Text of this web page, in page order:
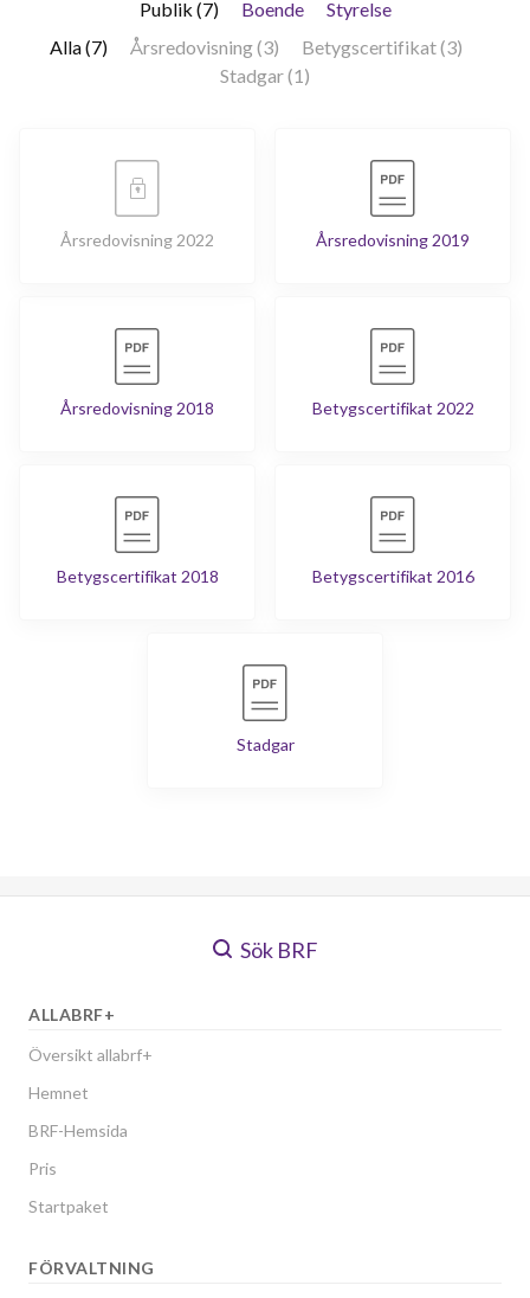
Publik (7) Boende
Styrelse
Alla (7)
Årsredovisning (3)
Betygscertifikat (3)
Stadgar (1)
Årsredovisning 2022 Årsredovisning 2019
Årsredovisning 2018 Betygscertifikat 2022
Betygscertifikat 2018 Betygscertifikat 2016
Stadgar
Sök BRF
ALLABRF+
Översikt allabrf+
Hemnet
BRF-Hemsida
Pris
Startpaket
FÖRVALTNING